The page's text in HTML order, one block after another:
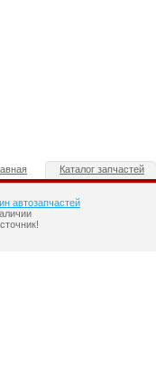
Каталог запчастей
автозапчастей